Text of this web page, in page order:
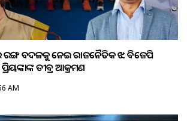
ରଙ୍ଗ ବଦଳକୁ ନେଇ ରାଜନୈତିକ ଝଡ଼: ବିଜେପି
ତୀବ୍ର ଆକ୍ରମଣ
AM